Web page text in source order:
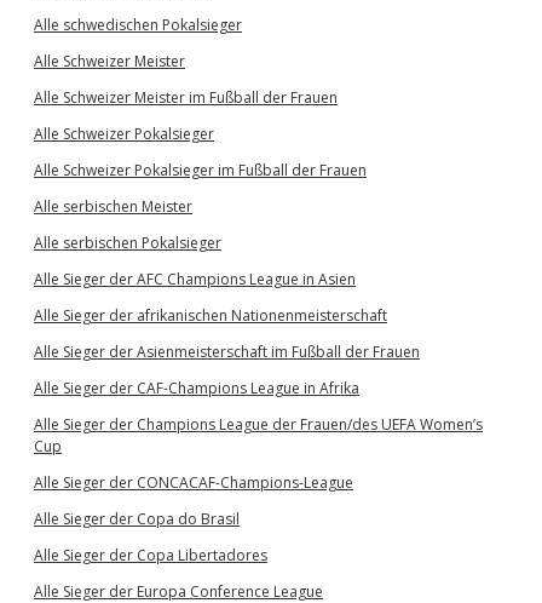
Alle schwedischen Pokalsieger
Alle Schweizer Meister
Alle Schweizer Meister im Fußball der Frauen
Alle Schweizer Pokalsieger
Alle Schweizer Pokalsieger im Fußball der Frauen
Alle serbischen Meister
Alle serbischen Pokalsieger
Alle Sieger der AFC Champions League in Asien
Alle Sieger der afrikanischen Nationenmeisterschaft
Alle Sieger der Asienmeisterschaft im Fußball der Frauen
Alle Sieger der CAF-Champions League in Afrika
Alle Sieger der Champions League der Frauen/des UEFA Women’s
Cup
Alle Sieger der CONCACAF-Champions-League
Alle Sieger der Copa do Brasil
Alle Sieger der Copa Libertadores
Alle Sieger der Europa Conference League